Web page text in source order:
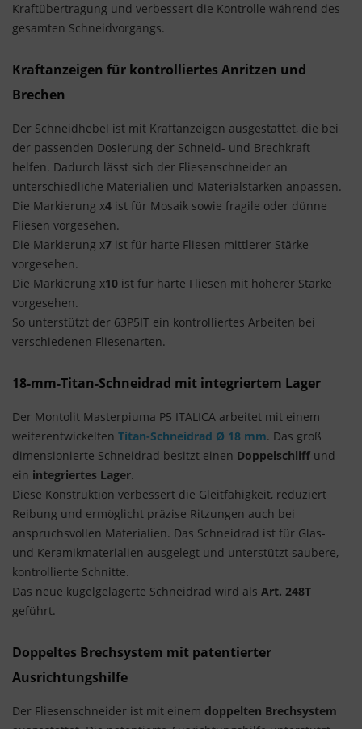
Kraftübertragung und verbessert die Kontrolle während des
gesamten Schneidvorgangs.
Kraftanzeigen für kontrolliertes Anritzen und
Brechen
Der Schneidhebel ist mit Kraftanzeigen ausgestattet, die bei
der passenden Dosierung der Schneid- und Brechkraft
helfen. Dadurch lässt sich der Fliesenschneider an
unterschiedliche Materialien und Materialstärken anpassen.
Die Markierung x4 ist für Mosaik sowie fragile oder dünne
Fliesen vorgesehen.
Die Markierung x7 ist für harte Fliesen mittlerer Stärke
vorgesehen.
Die Markierung x10 ist für harte Fliesen mit höherer Stärke
vorgesehen.
So unterstützt der 63P5IT ein kontrolliertes Arbeiten bei
verschiedenen Fliesenarten.
18-mm-Titan-Schneidrad mit integriertem Lager
Der Montolit Masterpiuma P5 ITALICA arbeitet mit einem
weiterentwickelten Titan-Schneidrad Ø 18 mm. Das groß
dimensionierte Schneidrad besitzt einen Doppelschliff und
ein integriertes Lager.
Diese Konstruktion verbessert die Gleitfähigkeit, reduziert
Reibung und ermöglicht präzise Ritzungen auch bei
anspruchsvollen Materialien. Das Schneidrad ist für Glas-
und Keramikmaterialien ausgelegt und unterstützt saubere,
kontrollierte Schnitte.
Das neue kugelgelagerte Schneidrad wird als Art. 248T
geführt.
Doppeltes Brechsystem mit patentierter
Ausrichtungshilfe
Der Fliesenschneider ist mit einem doppelten Brechsystem